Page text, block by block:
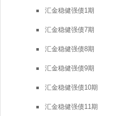
汇金稳健强债1期
汇金稳健强债7期
汇金稳健强债8期
汇金稳健强债9期
汇金稳健强债10期
汇金稳健强债11期